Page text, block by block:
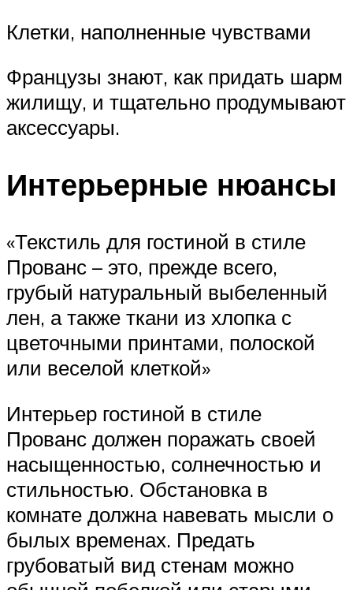
Клетки, наполненные чувствами
Французы знают, как придать шарм
жилищу, и тщательно продумывают
аксессуары.
Интерьерные нюансы
«Текстиль для гостиной в стиле
Прованс – это, прежде всего,
грубый натуральный выбеленный
лен, а также ткани из хлопка с
цветочными принтами, полоской
или веселой клеткой»
Интерьер гостиной в стиле
Прованс должен поражать своей
насыщенностью, солнечностью и
стильностью. Обстановка в
комнате должна навевать мысли о
былых временах. Предать
грубоватый вид стенам можно